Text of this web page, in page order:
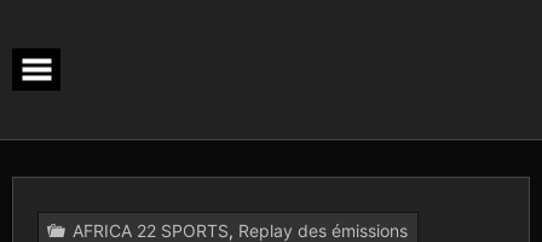
content
AFRICA 22 SPORTS, Replay des émissions